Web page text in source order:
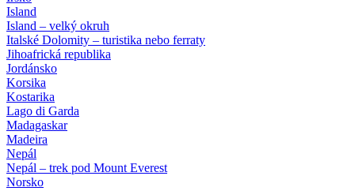
Island
Island – velký okruh
Italské Dolomity – turistika nebo ferraty
Jihoafrická republika
Jordánsko
Korsika
Kostarika
Lago di Garda
Madagaskar
Madeira
Nepál
Nepál – trek pod Mount Everest
Norsko